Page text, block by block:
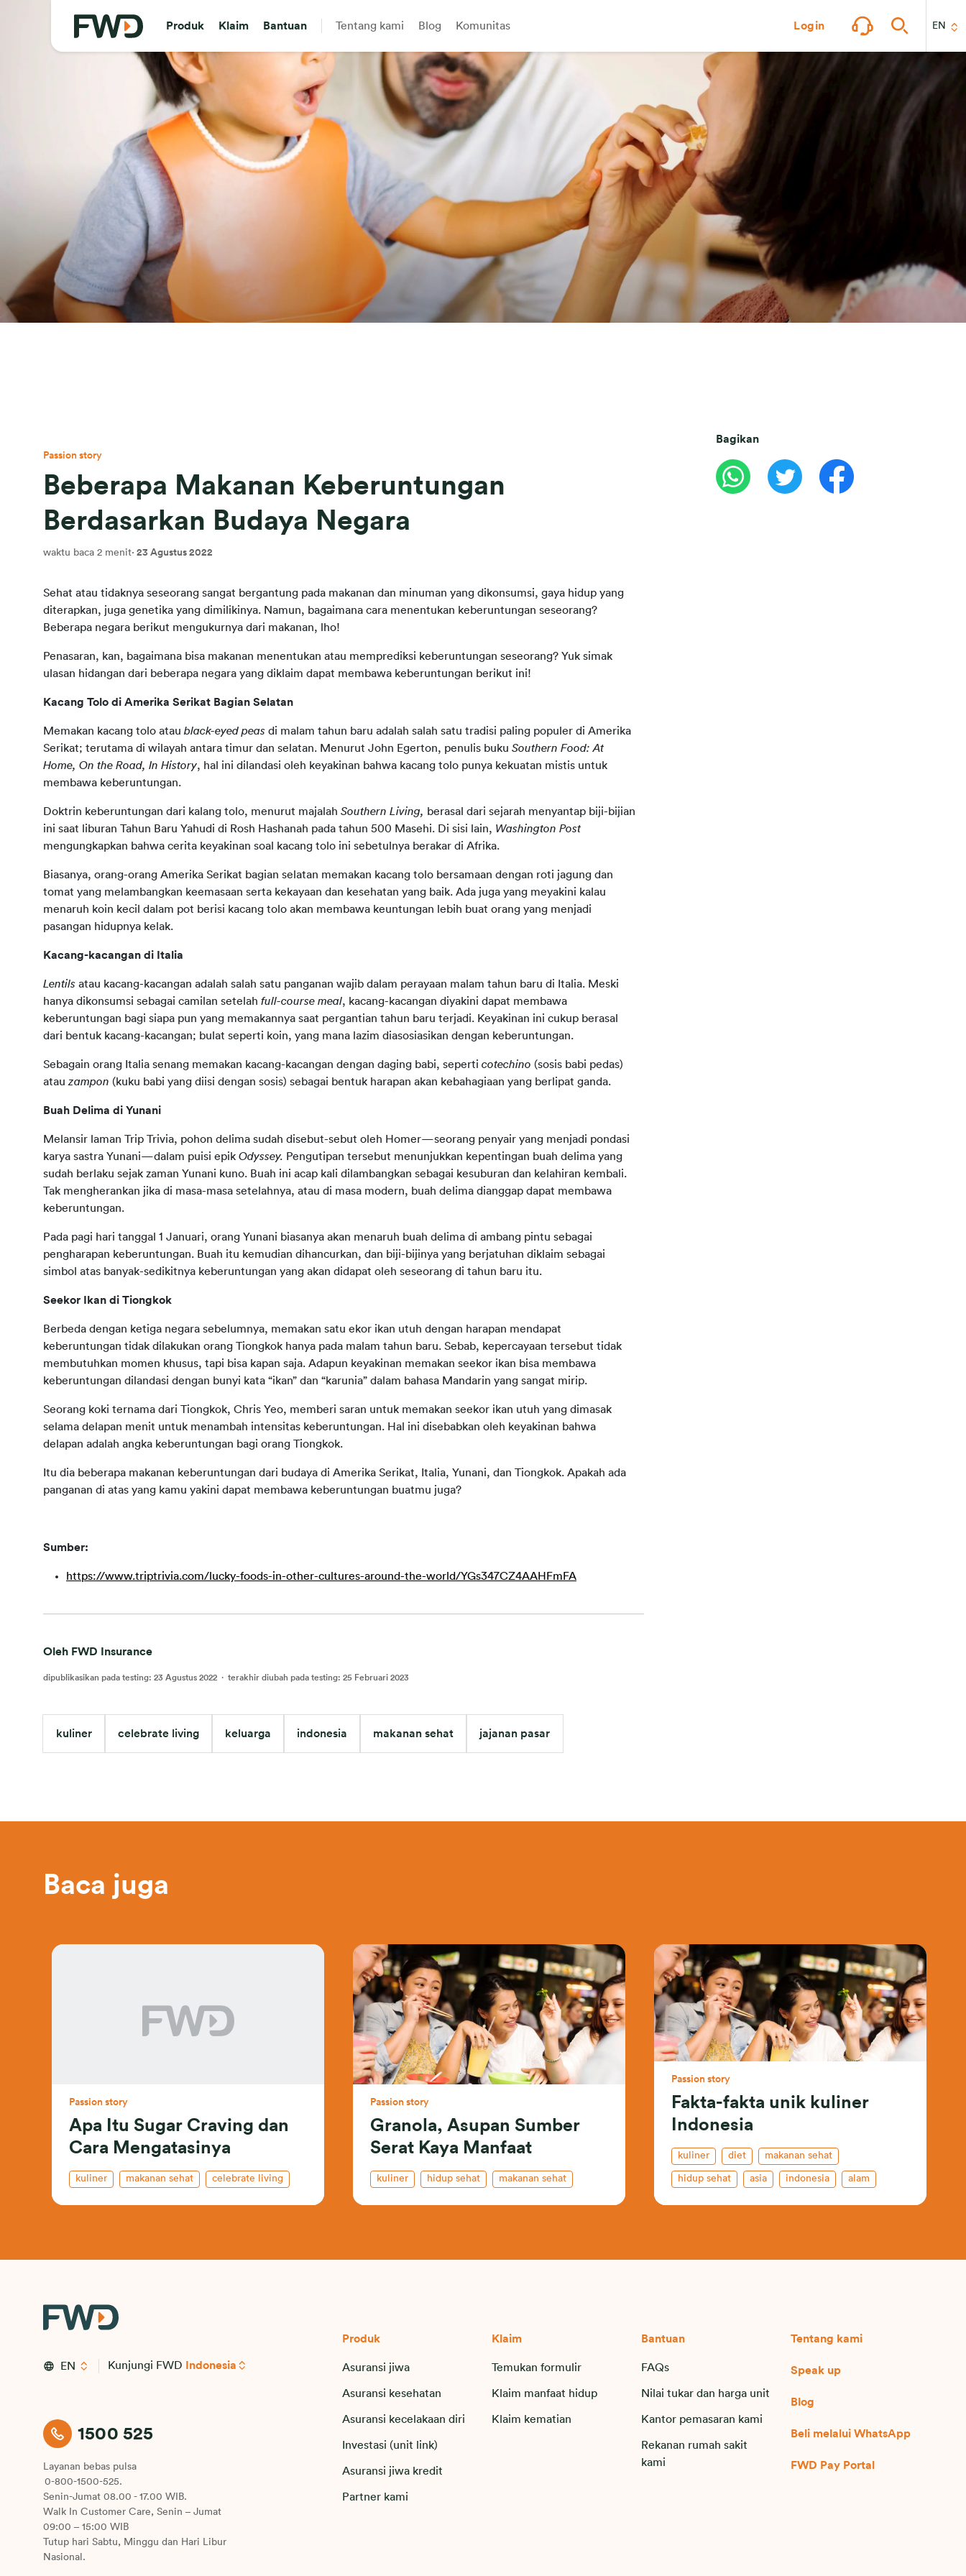
Produk Klaim Bantuan Tentang kami Blog Komunitas Login EN
Passion story
Beberapa Makanan Keberuntungan
Berdasarkan Budaya Negara
waktu baca 2 menit· 23 Agustus 2022
Sehat atau tidaknya seseorang sangat bergantung pada makanan dan minuman yang dikonsumsi, gaya hidup yang
diterapkan, juga genetika yang dimilikinya. Namun, bagaimana cara menentukan keberuntungan seseorang?
Beberapa negara berikut mengukurnya dari makanan, lho!
Penasaran, kan, bagaimana bisa makanan menentukan atau memprediksi keberuntungan seseorang? Yuk simak
ulasan hidangan dari beberapa negara yang diklaim dapat membawa keberuntungan berikut ini!
Kacang Tolo di Amerika Serikat Bagian Selatan
Memakan kacang tolo atau black-eyed peas di malam tahun baru adalah salah satu tradisi paling populer di Amerika
Serikat; terutama di wilayah antara timur dan selatan. Menurut John Egerton, penulis buku Southern Food: At
Home, On the Road, In History, hal ini dilandasi oleh keyakinan bahwa kacang tolo punya kekuatan mistis untuk
membawa keberuntungan.
Doktrin keberuntungan dari kalang tolo, menurut majalah Southern Living, berasal dari sejarah menyantap biji-bijian
ini saat liburan Tahun Baru Yahudi di Rosh Hashanah pada tahun 500 Masehi. Di sisi lain, Washington Post
mengungkapkan bahwa cerita keyakinan soal kacang tolo ini sebetulnya berakar di Afrika.
Biasanya, orang-orang Amerika Serikat bagian selatan memakan kacang tolo bersamaan dengan roti jagung dan
tomat yang melambangkan keemasaan serta kekayaan dan kesehatan yang baik. Ada juga yang meyakini kalau
menaruh koin kecil dalam pot berisi kacang tolo akan membawa keuntungan lebih buat orang yang menjadi
pasangan hidupnya kelak.
Kacang-kacangan di Italia
Lentils atau kacang-kacangan adalah salah satu panganan wajib dalam perayaan malam tahun baru di Italia. Meski
hanya dikonsumsi sebagai camilan setelah full-course meal, kacang-kacangan diyakini dapat membawa
keberuntungan bagi siapa pun yang memakannya saat pergantian tahun baru terjadi. Keyakinan ini cukup berasal
dari bentuk kacang-kacangan; bulat seperti koin, yang mana lazim diasosiasikan dengan keberuntungan.
Sebagain orang Italia senang memakan kacang-kacangan dengan daging babi, seperti cotechino (sosis babi pedas)
atau zampon (kuku babi yang diisi dengan sosis) sebagai bentuk harapan akan kebahagiaan yang berlipat ganda.
Buah Delima di Yunani
Melansir laman Trip Trivia, pohon delima sudah disebut-sebut oleh Homer—seorang penyair yang menjadi pondasi
karya sastra Yunani—dalam puisi epik Odyssey. Pengutipan tersebut menunjukkan kepentingan buah delima yang
sudah berlaku sejak zaman Yunani kuno. Buah ini acap kali dilambangkan sebagai kesuburan dan kelahiran kembali.
Tak mengherankan jika di masa-masa setelahnya, atau di masa modern, buah delima dianggap dapat membawa
keberuntungan.
Pada pagi hari tanggal 1 Januari, orang Yunani biasanya akan menaruh buah delima di ambang pintu sebagai
pengharapan keberuntungan. Buah itu kemudian dihancurkan, dan biji-bijinya yang berjatuhan diklaim sebagai
simbol atas banyak-sedikitnya keberuntungan yang akan didapat oleh seseorang di tahun baru itu.
Seekor Ikan di Tiongkok
Berbeda dengan ketiga negara sebelumnya, memakan satu ekor ikan utuh dengan harapan mendapat
keberuntungan tidak dilakukan orang Tiongkok hanya pada malam tahun baru. Sebab, kepercayaan tersebut tidak
membutuhkan momen khusus, tapi bisa kapan saja. Adapun keyakinan memakan seekor ikan bisa membawa
keberuntungan dilandasi dengan bunyi kata “ikan” dan “karunia” dalam bahasa Mandarin yang sangat mirip.
Seorang koki ternama dari Tiongkok, Chris Yeo, memberi saran untuk memakan seekor ikan utuh yang dimasak
selama delapan menit untuk menambah intensitas keberuntungan. Hal ini disebabkan oleh keyakinan bahwa
delapan adalah angka keberuntungan bagi orang Tiongkok.
Itu dia beberapa makanan keberuntungan dari budaya di Amerika Serikat, Italia, Yunani, dan Tiongkok. Apakah ada
panganan di atas yang kamu yakini dapat membawa keberuntungan buatmu juga?
Sumber:
https://www.triptrivia.com/lucky-foods-in-other-cultures-around-the-world/YGs347CZ4AAHFmFA
Oleh FWD Insurance
dipublikasikan pada testing: 23 Agustus 2022 · terakhir diubah pada testing: 25 Februari 2023
kuliner celebrate living keluarga indonesia makanan sehat jajanan pasar
Bagikan
Baca juga
Passion story
Apa Itu Sugar Craving dan
Cara Mengatasinya
kuliner makanan sehat celebrate living
Passion story
Granola, Asupan Sumber
Serat Kaya Manfaat
kuliner hidup sehat makanan sehat
Passion story
Fakta-fakta unik kuliner
Indonesia
kuliner diet makanan sehat
hidup sehat asia indonesia alam
EN Kunjungi FWD Indonesia
1500 525
Layanan bebas pulsa
0-800-1500-525.
Senin-Jumat 08.00 - 17.00 WIB.
Walk In Customer Care, Senin – Jumat
09:00 – 15:00 WIB
Tutup hari Sabtu, Minggu dan Hari Libur
Nasional.
Produk
Asuransi jiwa
Asuransi kesehatan
Asuransi kecelakaan diri
Investasi (unit link)
Asuransi jiwa kredit
Partner kami
Klaim
Temukan formulir
Klaim manfaat hidup
Klaim kematian
Bantuan
FAQs
Nilai tukar dan harga unit
Kantor pemasaran kami
Rekanan rumah sakit
kami
Tentang kami
Speak up
Blog
Beli melalui WhatsApp
FWD Pay Portal